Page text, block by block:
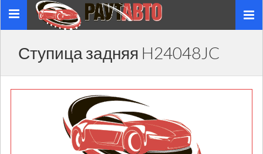
Toggle
navigation
Ступица задняя H24048JC